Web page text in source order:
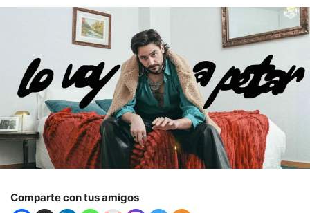
Comparte con tus amigos